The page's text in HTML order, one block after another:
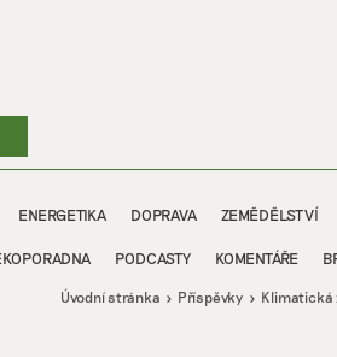
ENERGETIKA DOPRAVA ZEMĚDĚLSTVÍ
PODCASTY KOMENTÁŘE
Úvodní stránka Příspěvky Klimatická